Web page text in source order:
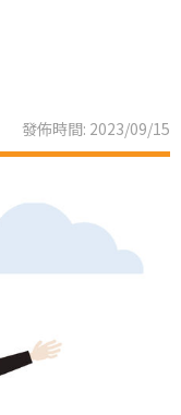
發佈時間: 2023/09/15